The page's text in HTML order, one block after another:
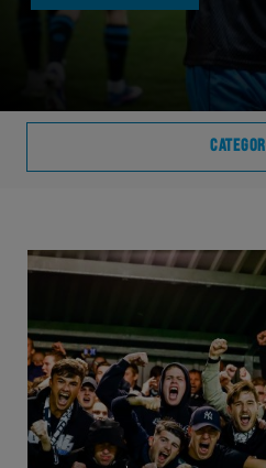
VVVHER
TELHER
HERVOL
HEREXC